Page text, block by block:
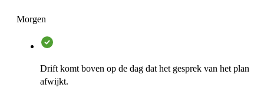
Morgen
Drift komt boven op de dag dat het gesprek van het plan
afwijkt.